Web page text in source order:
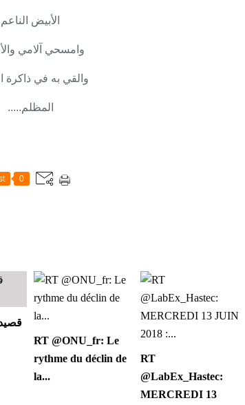
الأبيض الناعم
وامسحي آلامي
والقي به في ذاكرة
المظلم.....
0
RT @ONU_fr: Le
rythme du déclin de
la...
RT
@LabEx_Hastec:
MERCREDI 13